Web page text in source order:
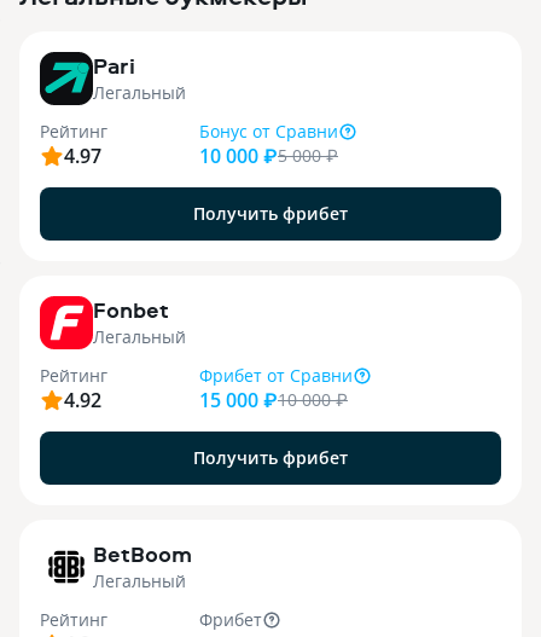
Pari
Легальный
Рейтинг
4.97
Бонус от Сравни
10 000 ₽5 000₽
Получить фрибет
Fonbet
Легальный
Рейтинг
4.92
Фрибет от Сравни
15 000 ₽10 000₽
Получить фрибет
BetBoom
Легальный
Рейтинг
Фрибет